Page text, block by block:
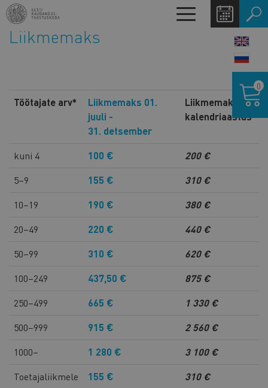
Liigu
edasi
põhisisu
Toggle
navigation
Liikmemaks
Töötajate arv*
Liikmemaks 01.
juuli -
31. detsember
Liikmemaks
kalendriaastas
kuni 4 100 €
200 €
5–9
155 €
310 €
10–19
190 €
380 €
20–49
220 €
440 €
50–99
310 €
620 €
100–249
437,50 €
875 €
250–499
665 €
1 330 €
500–999
915 €
2 560 €
1000–
1 280 €
3 100 €
Toetajaliikmele
155 € 310 €
0